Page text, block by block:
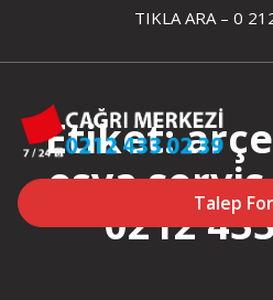
content
TIKLA ARA – 0
Talep
Etiket:
eşya
0212